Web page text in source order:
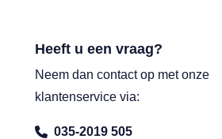
Heeft u een vraag?
Neem dan contact op met onze
klantenservice via:
035-2019 505